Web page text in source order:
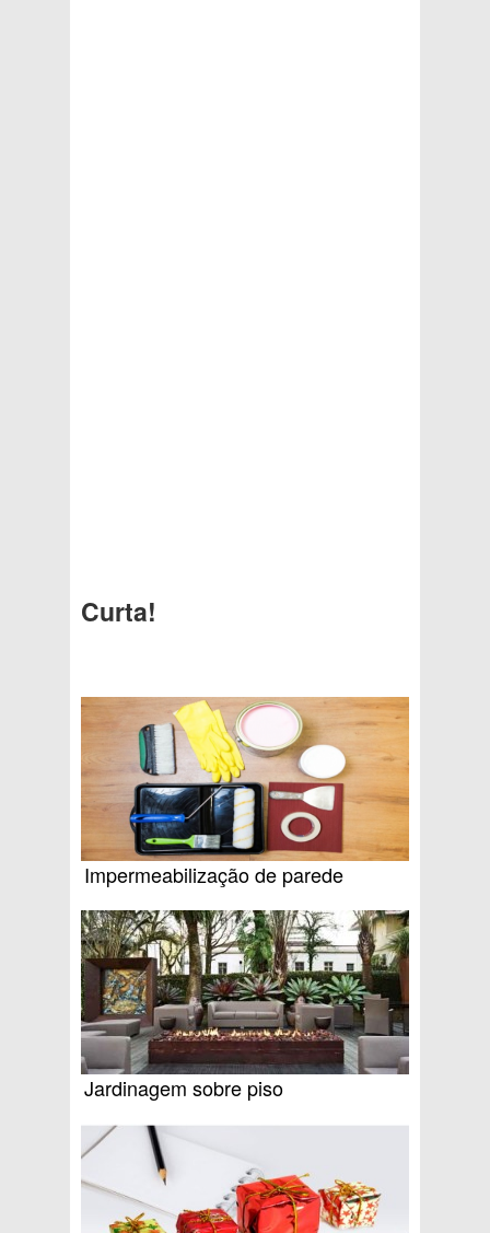
Curta!
Impermeabilização de parede
Jardinagem sobre piso